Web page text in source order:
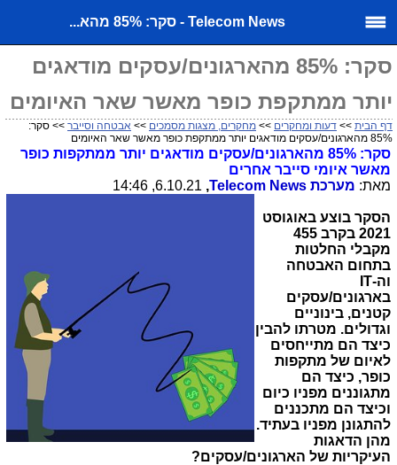
Telecom News - סקר: 85% מהא...
סקר: 85% מהארגונים/עסקים מודאגים
יותר ממתקפת כופר מאשר שאר האיומים
דף הבית >> דעות ומחקרים >> מחקרים, מצגות מסמכים >> אבטחה וסייבר >> סקר:
85% מהארגונים/עסקים מודאגים יותר ממתקפת כופר מאשר שאר האיומים
סקר: 85% מהארגונים/עסקים מודאגים יותר ממתקפות כופר
מאשר איומי סייבר אחרים
מאת: מערכת Telecom News
,
הסקר בוצע באוגוסט
2021 בקרב 455
מקבלי החלטות
בתחום האבטחה
וה-IT
בארגונים/עסקים
קטנים, בינוניים
וגדולים. מטרתו להבין
כיצד הם מתייחסים
לאיום של מתקפות
כופר, כיצד הם
מתגוננים מפניו כיום
וכיצד הם מתכננים
להתגונן מפניו בעתיד.
מהן הדאגות
העיקריות של הארגונים/עסקים?